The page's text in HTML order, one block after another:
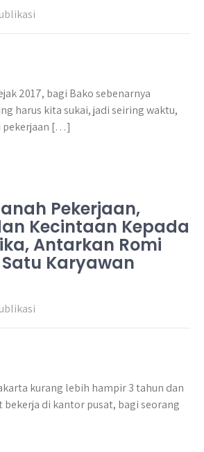
2017, bagi Bako sebenarnya
harus kita sukai, jadi seiring waktu,
pekerjaan […]
Pekerjaan,
Kecintaan Kepada
Antarkan Romi
Karyawan
kurang lebih hampir 3 tahun dan
bekerja di kantor pusat, bagi seorang